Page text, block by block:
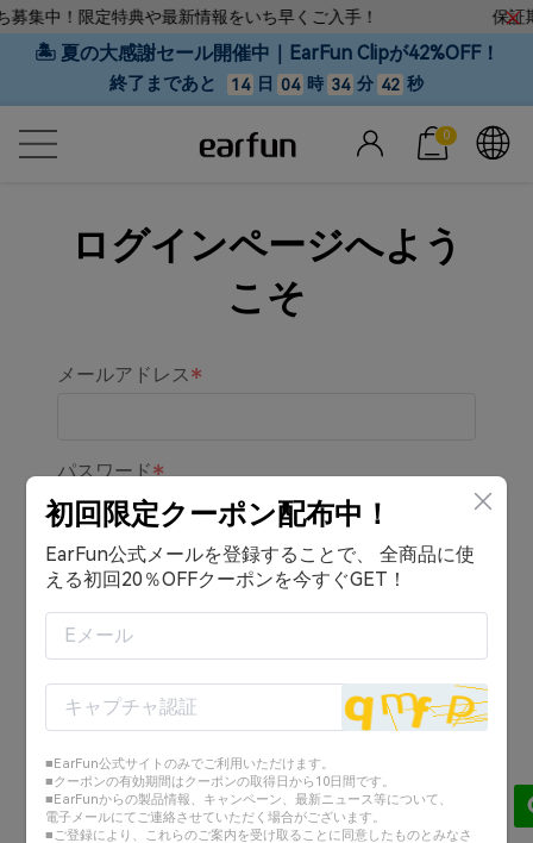
集中！限定特典や最新情報をいち早くご入手！ 保証
🏝 夏の大感謝セール開催中｜EarFun Clipが42%OFF！
終了まであと 14 日 04 時 34 分 42 秒
0
ログインページへよう
こそ
メールアドレス
パスワード
ログイン状態を保持する
ログイン
または
アカウントを作成する
Googleでログイン
初回限定クーポン配布中！
EarFun公式メールを登録することで、 全商品に使
える初回20％OFFクーポンを今すぐGET！
■EarFun公式サイトのみでご利用いただけます。
■クーポンの有効期間はクーポンの取得日から10日間です。
■EarFunからの製品情報、キャンペーン、最新ニュース等について、
電子メールにてご連絡させていただく場合がございます。
■ご登録により、これらのご案内を受け取ることに同意したものとみなさ